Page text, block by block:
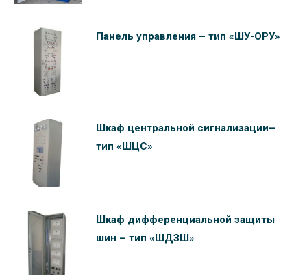
Панель управления – тип «ШУ-ОРУ»
Шкаф центральной сигнализации–
тип «ШЦС»
Шкаф дифференциальной защиты
шин – тип «ШДЗШ»